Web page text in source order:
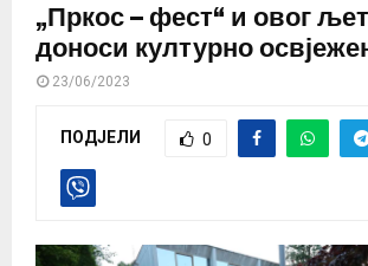
„Пркос – фест“ и овог
доноси културно
23/06/2023
ПОДЈЕЛИ 0